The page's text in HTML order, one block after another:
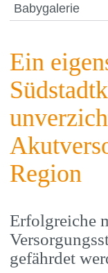
Babygalerie
Ein
Region
Erfolgreiche
gefährdet